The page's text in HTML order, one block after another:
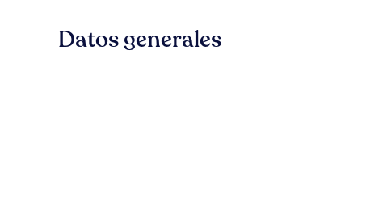
Datos generales